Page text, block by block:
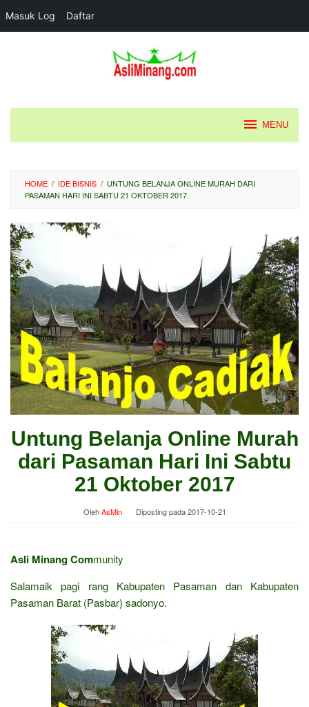
Masuk Log Daftar
MENU
HOME / IDE BISNIS / UNTUNG BELANJA ONLINE MURAH DARI
PASAMAN HARI INI SABTU 21 OKTOBER 2017
Untung Belanja Online Murah
dari Pasaman Hari Ini Sabtu
21 Oktober 2017
OlehAsMin Diposting pada2017-10-21
Asli Minang Community
Salamaik pagi rang Kabupaten Pasaman dan Kabupaten
Pasaman Barat (Pasbar) sadonyo.